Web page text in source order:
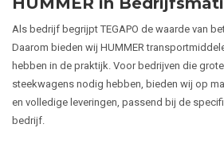
Als bedrijf begrijpt TEGAPO de waarde van
Daarom bieden wij HUMMER
hebben in de praktijk. Voor bedrijven die
steekwagens nodig hebben, bieden wij op
en volledige leveringen, passend bij de
bedrijf.